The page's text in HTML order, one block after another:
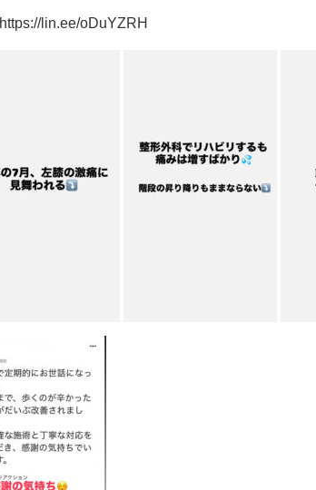
https://lin.ee/oDuYZRH